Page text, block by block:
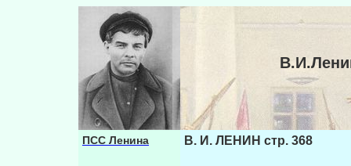
ПСС Ленина В. И. ЛЕНИН стр. 368